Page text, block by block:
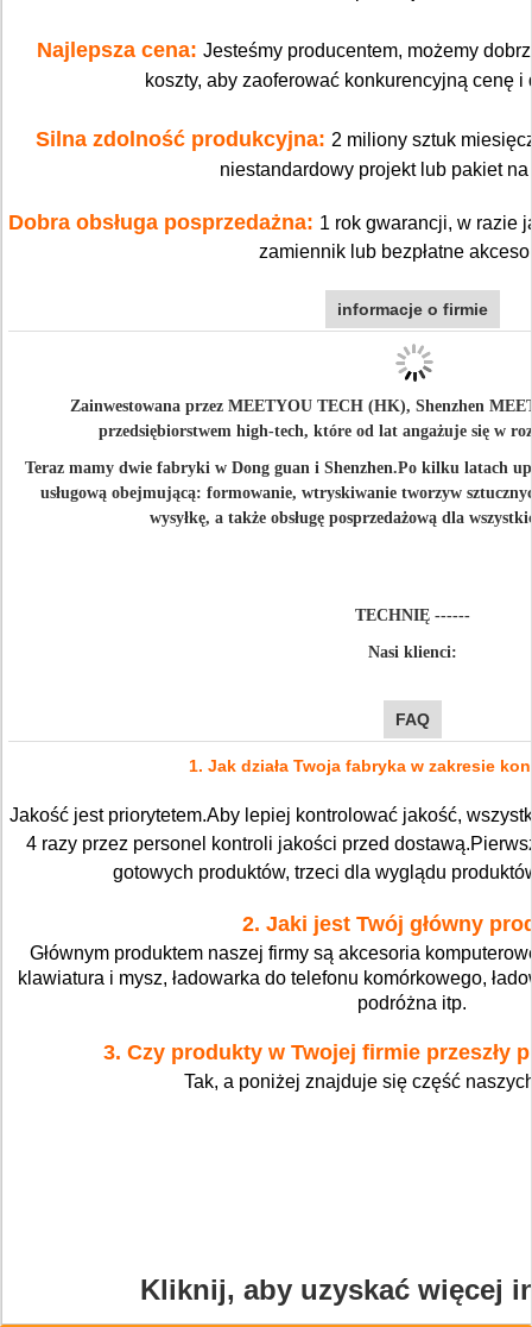
Najlepsza cena: Jesteśmy producentem, możemy
koszty, aby zaoferować konkurencyjną cenę i
Silna zdolność produkcyjna: 2 miliony sztuk
niestandardowy projekt lub pakiet
Dobra obsługa posprzedażna: 1 rok gwarancji, w razie
zamiennik lub bezpłatne
informacje o firmie
Zainwestowana przez MEETYOU TECH (HK), Shenzhen
przedsiębiorstwem high-tech, które od lat angażuje się w
Teraz mamy dwie fabryki w Dong guan i Shenzhen.Po kilku latach
usługową obejmującą: formowanie, wtryskiwanie tworzyw
wysyłkę, a także obsługę posprzedażową dla
TECHNIĘ ------
Nasi klienci:
FAQ
1. Jak działa Twoja fabryka w zakresie
Jakość jest priorytetem.Aby lepiej kontrolować jakość,
4 razy przez personel kontroli jakości przed
gotowych produktów, trzeci dla wyglądu
2. Jaki jest Twój główny
Głównym produktem naszej firmy są akcesoria
klawiatura i mysz, ładowarka do telefonu komórkowego,
podróżna itp.
3. Czy produkty w Twojej firmie przeszły
Tak, a poniżej znajduje się część
Kliknij, aby uzyskać więcej